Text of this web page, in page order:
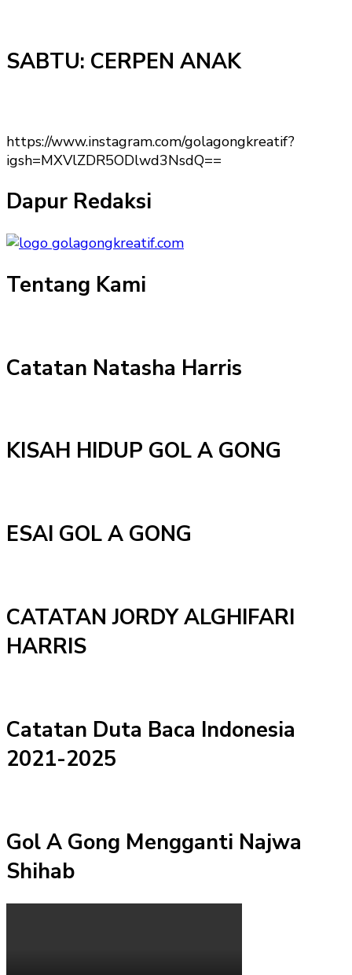
SABTU: CERPEN ANAK
https://www.instagram.com/golagongkreatif?
igsh=MXVlZDR5ODlwd3NsdQ==
Dapur Redaksi
Tentang Kami
Catatan Natasha Harris
KISAH HIDUP GOL A GONG
ESAI GOL A GONG
CATATAN JORDY ALGHIFARI
HARRIS
Catatan Duta Baca Indonesia
2021-2025
Gol A Gong Mengganti Najwa
Shihab